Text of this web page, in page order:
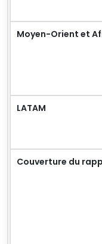
Moyen-Orient et
LATAM
Couverture du